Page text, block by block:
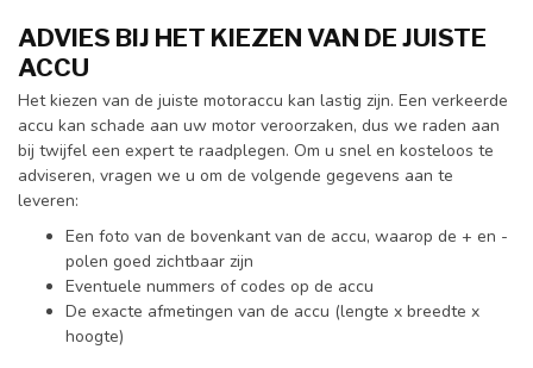
ADVIES BIJ HET KIEZEN VAN DE JUISTE
ACCU
Het kiezen van de juiste motoraccu kan lastig zijn. Een verkeerde
accu kan schade aan uw motor veroorzaken, dus we raden aan
bij twijfel een expert te raadplegen. Om u snel en kosteloos te
adviseren, vragen we u om de volgende gegevens aan te
leveren:
Een foto van de bovenkant van de accu, waarop de + en -
polen goed zichtbaar zijn
Eventuele nummers of codes op de accu
De exacte afmetingen van de accu (lengte x breedte x
hoogte)